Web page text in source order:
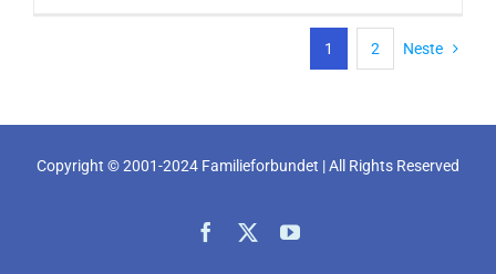
1 2 Neste
Copyright © 2001-2024 Familieforbundet | All Rights Reserved
Facebook YouTube